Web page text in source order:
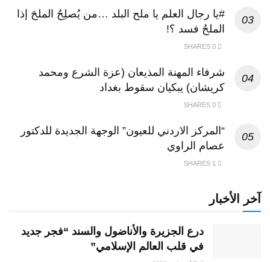
#يا رجال العلم يا ملح البلد …من يُصلِحُ الملحَ إذا
الملحُ فسد ؟!
شرفاء المهنة المذيعان (عزة الشرع ومحمد
كريشان) يبكيان سقوط بغداد
“المركز الاردني للعيون” الوجهة الجديدة للدكتور
عصام الراوي
آخر الأخبار
درع الجزيرة والأناضول والسند “فجر جديد
في قلب العالم الإسلامي”